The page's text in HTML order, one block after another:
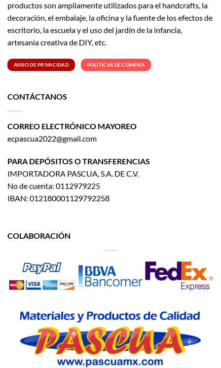
productos son ampliamente utilizados para el handcrafts, la
decoración, el embalaje, la oficina y la fuente de los efectos de
escritorio, la escuela y el uso del jardín de la infancia,
artesanía creativa de DIY, etc.
AVISO DE PRIVACIDAD POLÍTICAS DE COMPRA
CONTÁCTANOS
CORREO ELECTRÓNICO MAYOREO
ecpascua2022@gmail.com
PARA DEPÓSITOS O TRANSFERENCIAS
IMPORTADORA PASCUA, S.A. DE C.V.
No de cuenta: 0112979225
IBAN: 012180001129792258
COLABORACIÓN